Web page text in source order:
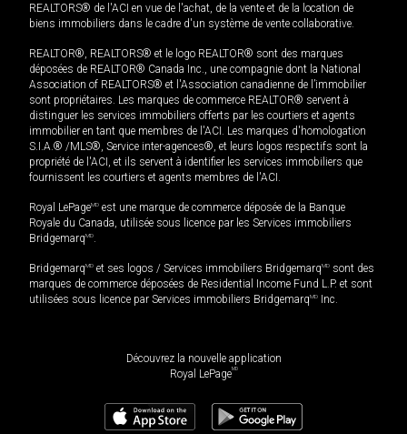
REALTORS® de l'ACI en vue de l'achat, de la vente et de la location de
biens immobiliers dans le cadre d'un système de vente collaborative.
REALTOR®, REALTORS® et le logo REALTOR® sont des marques
déposées de REALTOR® Canada Inc., une compagnie dont la National
Association of REALTORS® et l'Association canadienne de l’immobilier
sont propriétaires. Les marques de commerce REALTOR® servent à
distinguer les services immobiliers offerts par les courtiers et agents
immobilier en tant que membres de l'ACI. Les marques d'homologation
S.I.A.® /MLS®, Service inter-agences®, et leurs logos respectifs sont la
propriété de l'ACI, et ils servent à identifier les services immobiliers que
fournissent les courtiers et agents membres de l'ACI.
Royal LePageMD est une marque de commerce déposée de la Banque
Royale du Canada, utilisée sous licence par les Services immobiliers
BridgemarqMD
BridgemarqMD et ses logos / Services immobiliers BridgemarqMD sont des
marques de commerce déposées de Residential Income Fund L.P. et sont
utilisées sous licence par Services immobiliers BridgemarqMD Inc.
Découvrez la nouvelle application
Royal LePageMD